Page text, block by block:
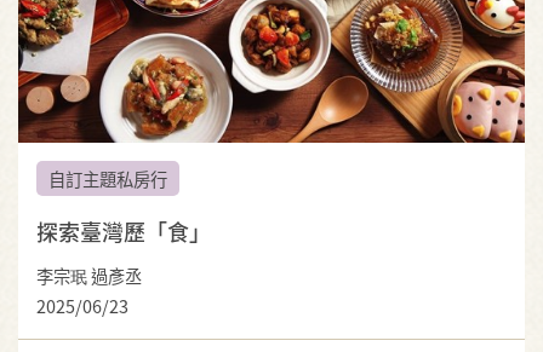
自訂主題私房行
探索臺灣歷「食」
李宗珉 過彥丞
2025/06/23